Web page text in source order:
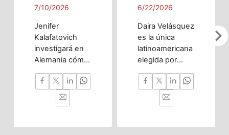
chevron_right
7/10/2026
Jenifer
Kalafatovich
investigará en
Alemania cómo
la inteligencia
artificial puede
predecir
trastornos del
cerebral desde
6/22/2026
Daira Velásquez
es la única
latinoamericana
elegida por
OpenAI gracias
a chatbot que
ayuda a
vendedores
gestionar sus